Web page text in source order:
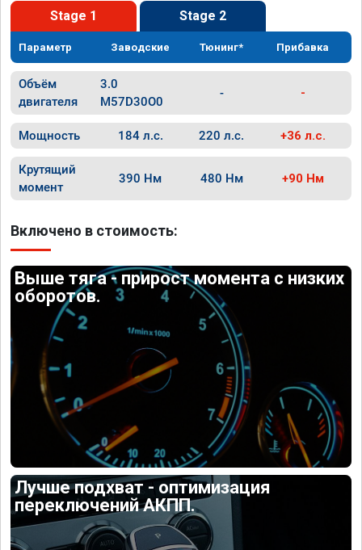
Stage 1 Stage 2
Параметр Заводские Тюнинг* Прибавка
Объём
двигателя
3.0
M57D30O0
- -
Мощность 184 л.с. 220 л.с. +36 л.с.
Крутящий
момент
390 Нм 480 Нм +90 Нм
Включено в стоимость:
Выше тяга - прирост момента с низких
оборотов.
Лучше подхват - оптимизация
переключений АКПП.